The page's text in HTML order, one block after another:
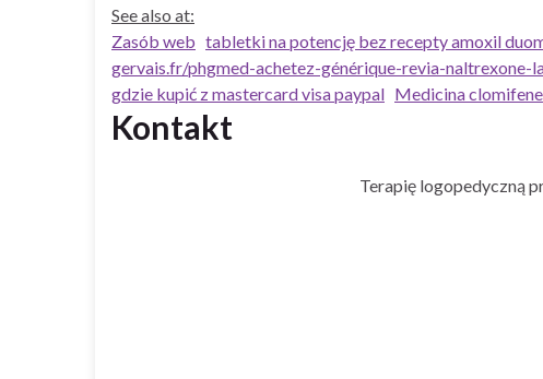
See also at:
Zasób web tabletki na potencję bez recepty amoxil
gervais.fr/phgmed-achetez-générique-revia-naltrexone-
gdzie kupić z mastercard visa paypal Medicina clomifene
Kontakt
Terapię logopedyczną